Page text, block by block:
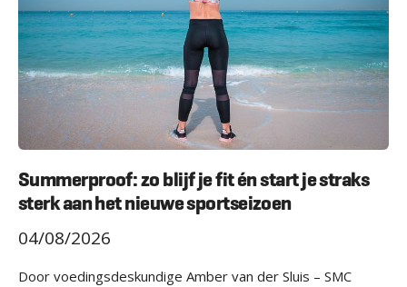
Summerproof: zo blijf je fit én start je straks
sterk aan het nieuwe sportseizoen
04/08/2026
Door voedingsdeskundige Amber van der Sluis – SMC